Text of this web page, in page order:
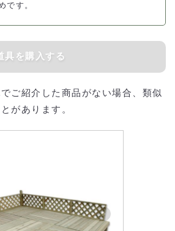
です。
具を購入する
ご紹介した商品がない場合、類似
があります。